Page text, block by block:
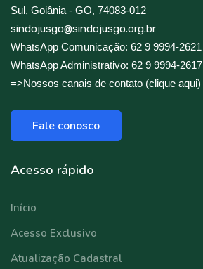
Sul, Goiânia - GO, 74083-012
sindojusgo@sindojusgo.org.br
WhatsApp Comunicação: 62 9 9994-2621
WhatsApp Administrativo: 62 9 9994-2617
=>Nossos canais de contato (clique aqui)
Fale conosco
Acesso rápido
Início
Acesso Exclusivo
Atualização Cadastral